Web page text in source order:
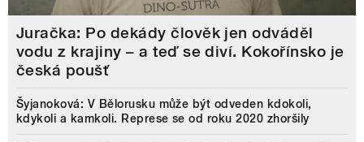
Juračka: Po dekády člověk jen odváděl
vodu z krajiny – a teď se diví. Kokořínsko je
česká poušť
Šyjanoková: V Bělorusku může být odveden kdokoli,
kdykoli a kamkoli. Represe se od roku 2020 zhoršily